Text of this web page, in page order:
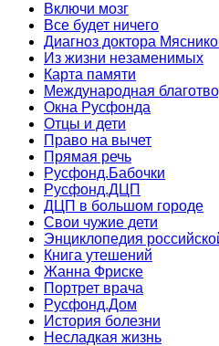
Включи мозг
Все будет ничего
Диагноз доктора
Из жизни незаменимых
Карта памяти
Международная
Окна Русфонда
Отцы и дети
Право на вычет
Прямая речь
Русфонд.Бабочки
Русфонд.ДЦП
ДЦП в большом городе
Свои чужие дети
Энциклопедия
Книга утешений
Жанна Фриске
Портрет врача
Русфонд.Дом
История болезни
Несладкая жизнь